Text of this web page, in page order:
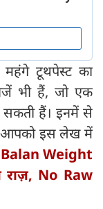
टूथपेस्ट का
भी हैं, जो एक
सकती हैं। इनमें से
आपको इस लेख में
Weight
राज़, No Raw